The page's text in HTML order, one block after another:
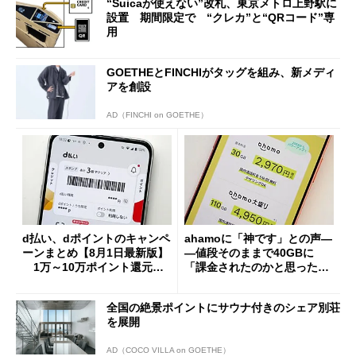
“Suicaが使えない”改札、東京メトロ上野駅に
設置 期間限定で “クレカ”と“QRコード”専
用
GOETHEとFINCHIがタッグを組み、新メディ
アを創設
AD（FINCHI on GOETHE）
d払い、dポイントのキャンペ
ーンまとめ【8月1日最新版】
1万～10万ポイント還元の
ahamoに「神です」との声―
―値段そのままで40GBに
「課金されたのかと思った」
全国の絶景ポイントにサウナ付きのシェア別荘
を展開
AD（COCO VILLA on GOETHE）